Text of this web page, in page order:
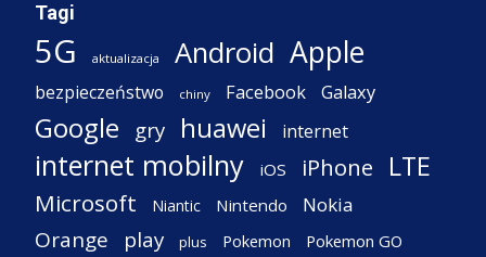
Tagi
5G aktualizacja Android Apple
bezpieczeństwo chiny Facebook Galaxy
Google gry huawei internet
internet mobilny iOS iPhone LTE
Microsoft Niantic Nintendo Nokia
Orange play plus Pokemon Pokemon GO